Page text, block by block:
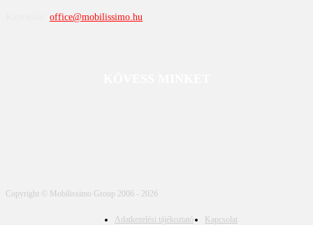
office@mobilissimo.hu
Copyright © Mobilissimo Group 2006 - 2026
Adatkezelési tájékoztató Kapcsolat